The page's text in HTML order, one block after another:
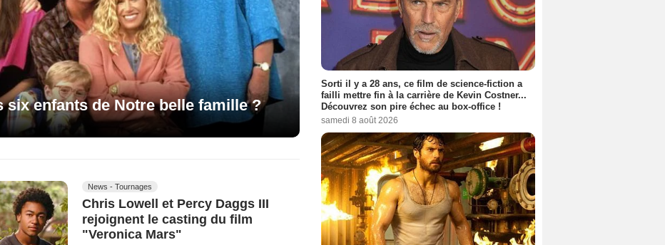
six enfants de Notre belle famille ?
News - Tournages
Chris Lowell et Percy Daggs III
rejoignent le casting du film
"Veronica Mars"
Sorti il y a 28 ans, ce film de science-fiction a
failli mettre fin à la carrière de Kevin Costner...
Découvrez son pire échec au box-office !
samedi 8 août 2026